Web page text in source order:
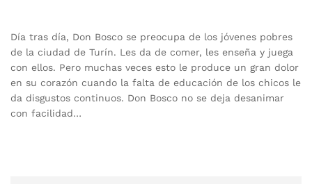
Día tras día, Don Bosco se preocupa de los jóvenes pobres
de la ciudad de Turín. Les da de comer, les enseña y juega
con ellos. Pero muchas veces esto le produce un gran dolor
en su corazón cuando la falta de educación de los chicos le
da disgustos continuos. Don Bosco no se deja desanimar
con facilidad…